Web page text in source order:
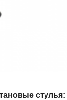
стулья: